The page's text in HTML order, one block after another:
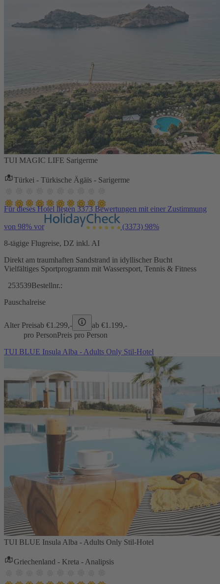
TUI MAGIC LIFE Sarigerme
Türkei - Türkische Ägäis - Sarigerme
Für dieses Hotel liegen 3373 Bewertungen mit einer Zustimmung
von 98% vor (3373) 98%
8-tägige Flugreise, DZ inkl. AI
Direkt am traumhaften Sandstrand in idyllischer Bucht
Vielfältiges Sportprogramm mit Wassersport, Tennis & Fitness
253539Bestellnr.:
Pauschalreise
Alter Preisab €1.299,- ab €1.199,-
pro PersonPreis pro Person
TUI BLUE Insula Alba - Adults Only Stil-Hotel
TUI BLUE Insula Alba - Adults Only Stil-Hotel
Griechenland - Kreta - Analipsis